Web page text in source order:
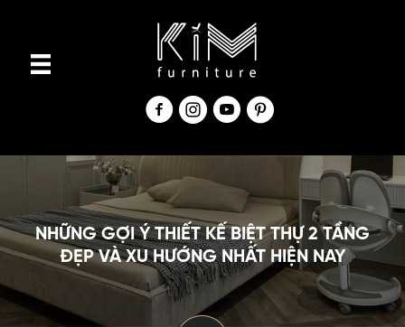
n
t
e
NHỮNG GỢI Ý THIẾT KẾ BIỆT THỰ 2 TẦNG
ĐẸP VÀ XU HƯỚNG NHẤT HIỆN NAY